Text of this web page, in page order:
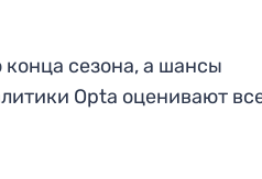
конца сезона, а шансы
Opta оценивают